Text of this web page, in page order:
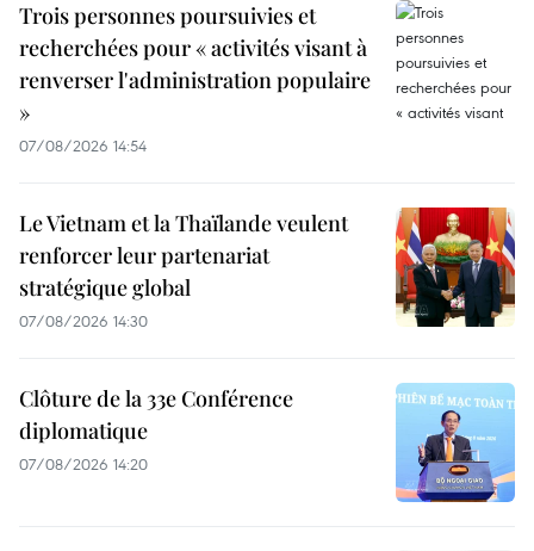
Trois personnes poursuivies et
recherchées pour « activités visant à
renverser l'administration populaire
»
07/08/2026 14:54
Le Vietnam et la Thaïlande veulent
renforcer leur partenariat
stratégique global
07/08/2026 14:30
Clôture de la 33e Conférence
diplomatique
07/08/2026 14:20